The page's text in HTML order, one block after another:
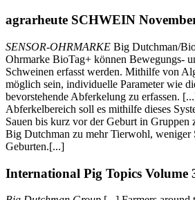
agrarheute SCHWEIN
SENSOR-OHRMARKE Big Dutchman/
Ohrmarke BioTag+ können Bewegungs-
Schweinen erfasst werden. Mithilfe von
möglich sein, individuelle Parameter wie
bevorstehende Abferkelung zu erfassen.
Abferkelbereich soll es mithilfe dieses
Sauen bis kurz vor der Geburt in Gruppen
Big Dutchman zu mehr Tierwohl, weniger
Geburten.[...]
International Pig Topics Volume